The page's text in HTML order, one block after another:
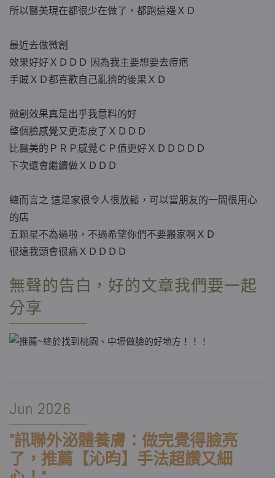
所以醫美現在都很少在做了，都跑這邊ＸＤ
最近去做微創
效果好好ＸＤＤＤ 因為我主要想要去痘疤
手賊ＸＤ都喜歡自己亂擠的後果ＸＤ
微創效果真是出乎我意料的好
整個臉感覺又更澎皮了ＸＤＤＤ
比醫美的ＰＲＰ感覺ＣＰ值更好ＸＤＤＤＤＤ
下次還會繼續做ＸＤＤＤ
總而言之 這是家很令人很放鬆，可以當朋友的一間很用心
的店
五顆星不為過啦，不過希望你們不要搬家啊ＸＤ
很遠我頭會很痛ＸＤＤＤＤ
無聲的告白，好的文章我們要一起
分享
Jun 2026
"訊聯外泌體養膚：做完覺得臉亮
了，推薦【沁昀】手法超讚又細